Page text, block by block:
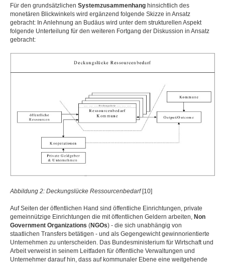
Für den grundsätzlichen Systemzusammenhang hinsichtlich des
monetären Blickwinkels wird ergänzend folgende Skizze in Ansatz
gebracht: In Anlehnung an Budäus wird unter dem strukturellen Aspekt
folgende Unterteilung für den weiteren Fortgang der Diskussion in Ansatz
gebracht:
Abbildung 2: Deckungslücke Ressourcenbedarf[10]
Auf Seiten der öffentlichen Hand sind öffentliche Einrichtungen, private
gemeinnützige Einrichtungen die mit öffentlichen Geldern arbeiten, Non
Government Organizations (NGOs) - die sich unabhängig von
staatlichen Transfers betätigen - und als Gegengewicht gewinnorientierte
Unternehmen zu unterscheiden. Das Bundesministerium für Wirtschaft und
Arbeit verweist in seinem Leitfaden für öffentliche Verwaltungen und
Unternehmer darauf hin, dass auf kommunaler Ebene eine weitgehende